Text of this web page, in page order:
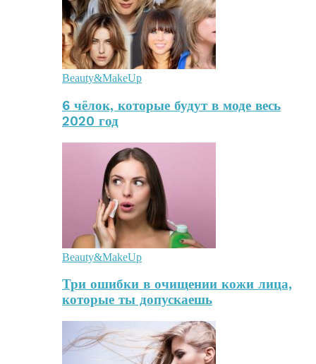
Beauty&MakeUp
6 чёлок, которые будут в моде весь
2020 год
Beauty&MakeUp
Три ошибки в очищении кожи лица,
которые ты допускаешь